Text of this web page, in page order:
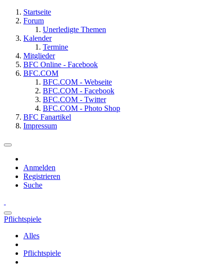
Startseite
Forum
Unerledigte Themen
Kalender
Termine
Mitglieder
BFC Online - Facebook
BFC.COM
BFC.COM - Webseite
BFC.COM - Facebook
BFC.COM - Twitter
BFC.COM - Photo Shop
BFC Fanartikel
Impressum
Anmelden
Registrieren
Suche
Pflichtspiele
Alles
Pflichtspiele